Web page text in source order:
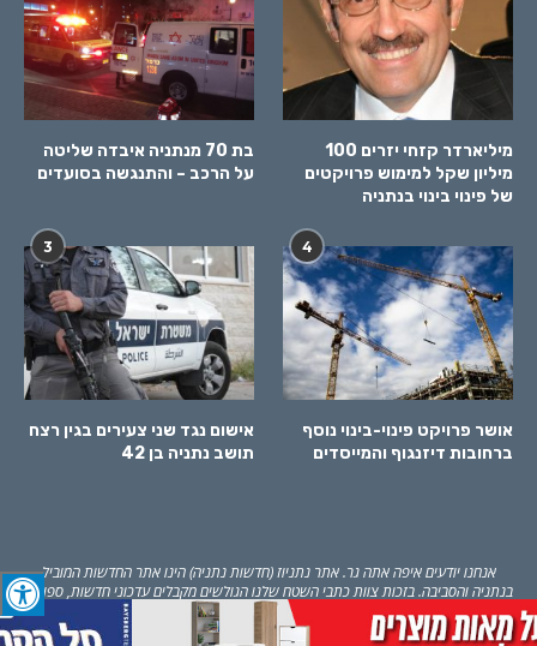
בת 70 מנתניה איבדה שליטה
על הרכב – והתנגשה בסועדים
מיליארדר קזחי יזרים 100
מיליון שקל למימוש פרויקטים
של פינוי בינוי בנתניה
3
אישום נגד שני צעירים בגין רצח
תושב נתניה בן 42
4
אושר פרויקט פינוי-בינוי נוסף
ברחובות דיזנגוף והמייסדים
אנחנו יודעים איפה אתה גר. אתר נתניוז (חדשות נתניה) הינו אתר החדשות המוביל
בנתניה והסביבה. בזכות צוות כתבי השטח שלנו הגולשים מקבלים עדכוני חדשות, ספורט,
חינוך ופנאי 24 שעות סביב השעון בכל מה שקורה בנתניה. באתר גם מדריך עסקים
מקומיים – מקודם במנועי חיפוש, מידע על אירועי תרבות ופנאי וכל מה שרלוונטי לתושבי